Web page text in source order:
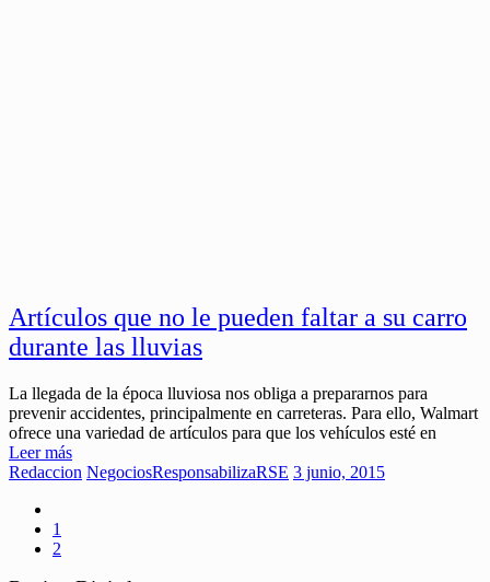
Artículos que no le pueden faltar a su carro
durante las lluvias
La llegada de la época lluviosa nos obliga a prepararnos para
prevenir accidentes, principalmente en carreteras. Para ello, Walmart
ofrece una variedad de artículos para que los vehículos esté en
Leer más
Redaccion NegociosResponsabilizaRSE 3 junio, 2015
1
2